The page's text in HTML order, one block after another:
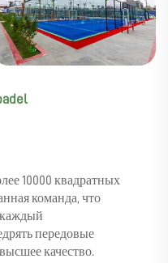
10000 квадратных
команда, что
каждый
передовые
качество.